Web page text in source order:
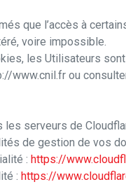
que l’accès à
voire impossible.
les Utilisateurs
www.cnil.fr ou
serveurs de
de gestion de vos
: https://
: https://